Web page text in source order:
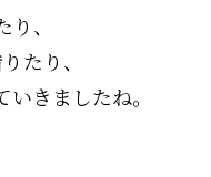
、
たり、
きましたね。